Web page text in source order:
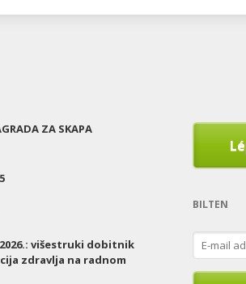
ZA SKAPA
2026.: višestruki dobitnik
zdravlja na radnom
BILTEN
mail
address